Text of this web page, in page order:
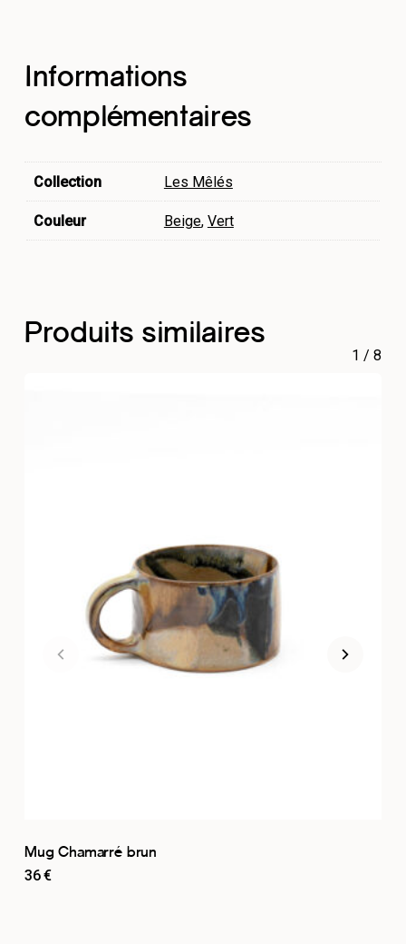
Informations
complémentaires
Collection Les Mêlés
Couleur Beige, Vert
Produits similaires
1 /8
Mug Chamarré brun
36€